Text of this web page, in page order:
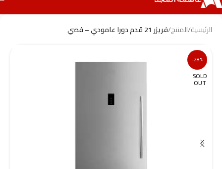
الرئيسية/المنتج/فريزر 21 قدم دورا عامودي – فضي
-28%
SOLD
OUT